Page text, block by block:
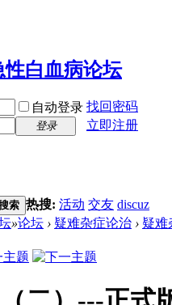
自动登录 找回密码
登录
立即注册
索 热搜: 活动 交友 discuz
»论坛 › 疑难杂症论治 › 疑难